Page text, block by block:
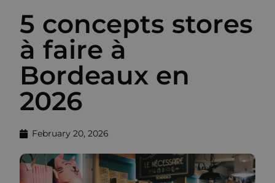
5 concepts stores
à faire à
Bordeaux en
2026
February 20, 2026